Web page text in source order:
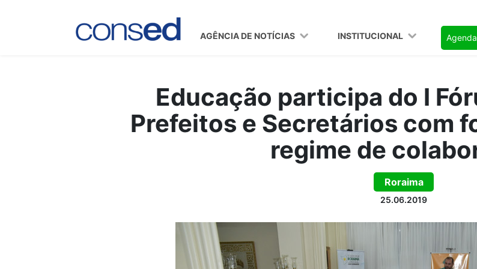
AGÊNCIA DE NOTÍCIAS INSTITUCIONAL
Educação participa do I
Prefeitos e Secretários com
regime de
Roraima
25.06.2019